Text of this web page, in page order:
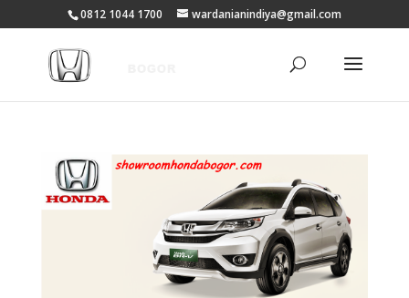
0812 1044 1700 wardanianindiya@gmail.com